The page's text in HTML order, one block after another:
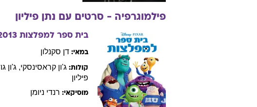
פילמוגרפיה - סרטים עם נתן פיליון
בית ספר למפלצות
במאי: דן סקנלון
קולות: ג'ון קראסינסקי, ג'ון
פיליון
מוסיקאי: רנדי ניומן